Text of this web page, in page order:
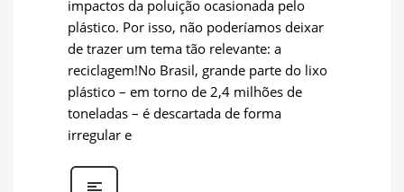
impactos da poluição ocasionada pelo
plástico. Por isso, não poderíamos deixar
de trazer um tema tão relevante: a
reciclagem!No Brasil, grande parte do lixo
plástico – em torno de 2,4 milhões de
toneladas – é descartada de forma
irregular e